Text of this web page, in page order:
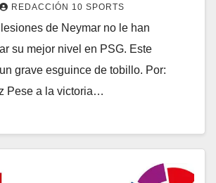
REDACCIÓN 10 SPORTS
de Neymar no le han
su mejor nivel en PSG. Este
grave esguince de tobillo. Por:
Pese a la victoria…